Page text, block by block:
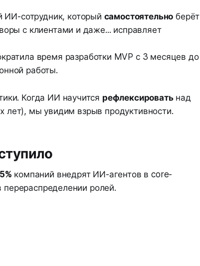
ИИ-сотрудник, который самостоятельно берёт
с клиентами и даже... исправляет
время разработки MVP с 3 месяцев до
работы.
Когда ИИ научится рефлексироватьнад
лет), мы увидим взрыв продуктивности.
компаний внедрят ИИ-агентов в core-
ролей.